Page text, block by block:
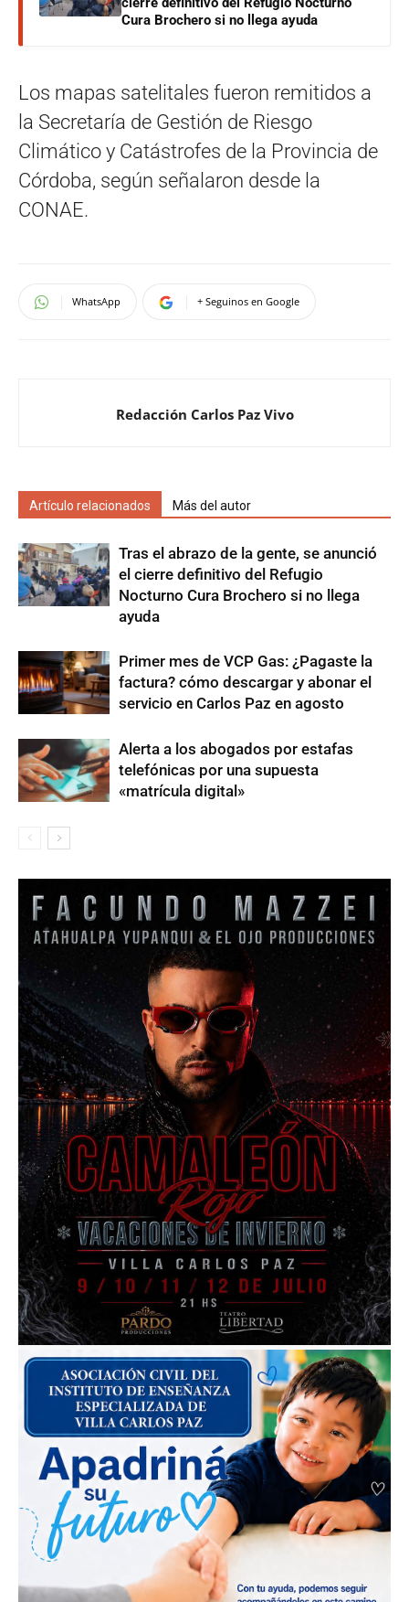
Cura Brochero si no llega ayuda
Los mapas satelitales fueron remitidos a
la Secretaría de Gestión de Riesgo
Climático y Catástrofes de la Provincia de
Córdoba, según señalaron desde la
CONAE.
WhatsApp + Seguinos en Google
Redacción Carlos Paz Vivo
Artículo relacionados Más del autor
Tras el abrazo de la gente, se anunció
el cierre definitivo del Refugio
Nocturno Cura Brochero si no llega
ayuda
Primer mes de VCP Gas: ¿Pagaste la
factura? cómo descargar y abonar el
servicio en Carlos Paz en agosto
Alerta a los abogados por estafas
telefónicas por una supuesta
«matrícula digital»